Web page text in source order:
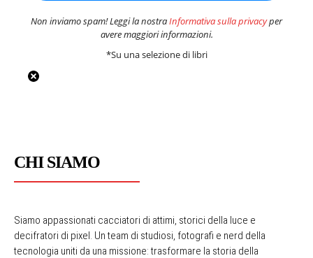
Non inviamo spam! Leggi la nostraInformativa sulla privacyper
avere maggiori informazioni.
*Su una selezione di libri
CHI SIAMO
Siamo appassionati cacciatori di attimi, storici della luce e
decifratori di pixel. Un team di studiosi, fotografi e nerd della
tecnologia uniti da una missione: trasformare la storia della